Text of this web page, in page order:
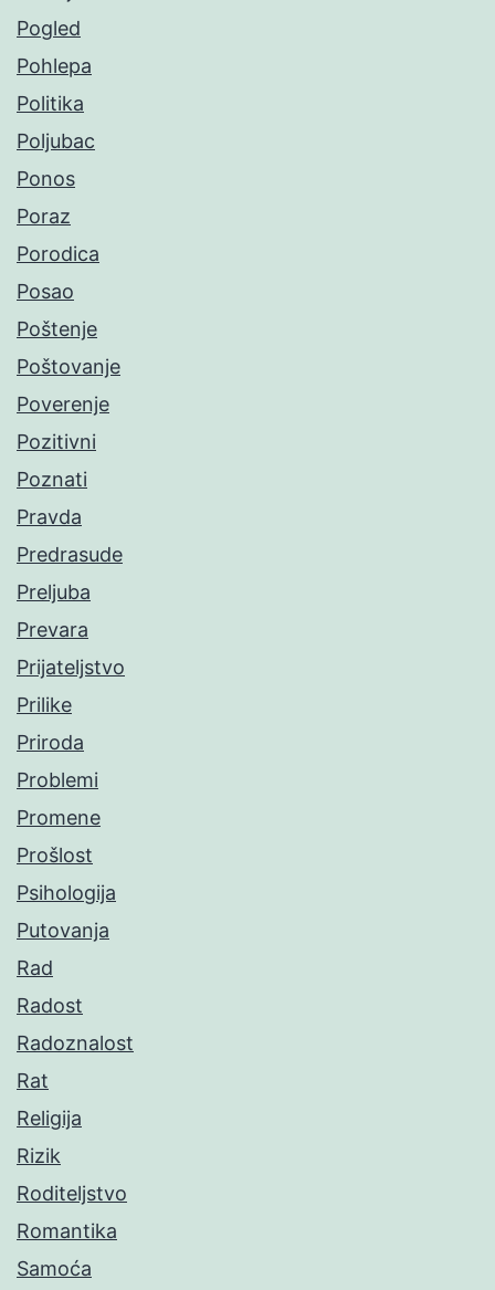
Pogled
Pohlepa
Politika
Poljubac
Ponos
Poraz
Porodica
Posao
Poštenje
Poštovanje
Poverenje
Pozitivni
Poznati
Pravda
Predrasude
Preljuba
Prevara
Prijateljstvo
Prilike
Priroda
Problemi
Promene
Prošlost
Psihologija
Putovanja
Rad
Radost
Radoznalost
Rat
Religija
Rizik
Roditeljstvo
Romantika
Samoća